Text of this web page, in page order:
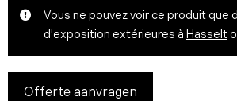
Vous ne pouvez voir ce produit que
d'exposition extérieures à Hasselt
Offerte aanvragen